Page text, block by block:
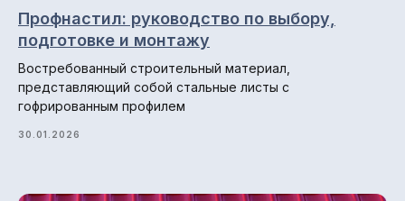
Профнастил: руководство по выбору,
подготовке и монтажу
Востребованный строительный материал,
представляющий собой стальные листы с
гофрированным профилем
30.01.2026